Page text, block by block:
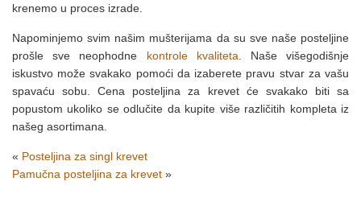
krenemo u proces izrade.
Napominjemo svim našim mušterijama da su sve naše posteljine
prošle sve neophodne kontrole kvaliteta . Naše višegodišnje
iskustvo može svakako pomoći da izaberete pravu stvar za vašu
spavaću sobu. Cena posteljina za krevet će svakako biti sa
popustom ukoliko se odlučite da kupite više različitih kompleta iz
našeg asortimana.
« Posteljina za singl krevet
Pamučna posteljina za krevet »